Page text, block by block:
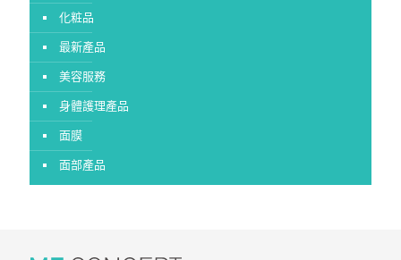
化粧品
最新產品
美容服務
身體護理產品
面膜
面部產品